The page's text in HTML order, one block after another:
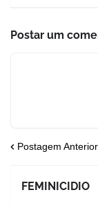
Postar um
Postagem Anterior
FEMINICIDIO